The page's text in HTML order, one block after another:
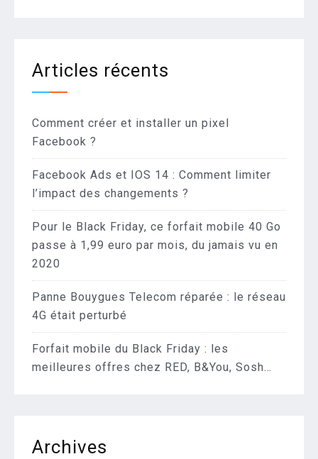
Articles récents
Comment créer et installer un pixel
Facebook ?
Facebook Ads et IOS 14 : Comment limiter
l’impact des changements ?
Pour le Black Friday, ce forfait mobile 40 Go
passe à 1,99 euro par mois, du jamais vu en
2020
Panne Bouygues Telecom réparée : le réseau
4G était perturbé
Forfait mobile du Black Friday : les
meilleures offres chez RED, B&You, Sosh…
Archives